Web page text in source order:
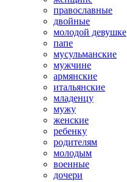
православные
двойные
молодой девушке
папе
мусульманские
мужчине
армянские
итальянские
младенцу
мужу
женские
ребенку
родителям
молодым
военные
дочери